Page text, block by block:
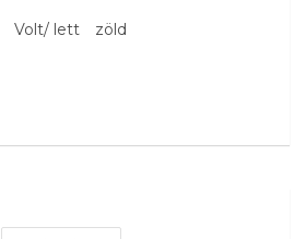
Volt/ lett zöld